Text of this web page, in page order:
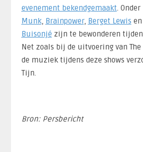
evenement bekendgemaakt.
Munk, Brainpower, Berget Lewis en
Buisonjé zijn te bewonderen
Net zoals bij de uitvoering van The
de muziek tijdens deze shows
Tijn.
Bron: Persbericht